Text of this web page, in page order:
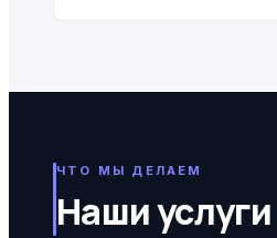
ЧТО МЫ ДЕЛАЕМ
Наши услуги